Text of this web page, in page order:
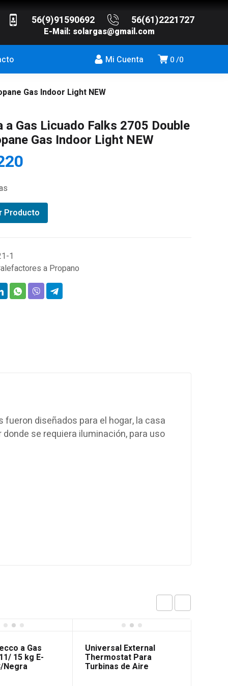
56(9)91590692 56(61)2221727
E-Mail: solargas@gmail.com
0 0
Mi Cuenta
Gas Indoor Light NEW
a Gas Licuado Falks 2705 Double
Gas Indoor Light NEW
Producto
1
a Propano
fueron diseñados para el hogar, la casa
se requiera iluminación, para uso
a Gas
15 kg E-
Negra
Universal External
Thermostat Para
Turbinas de Aire